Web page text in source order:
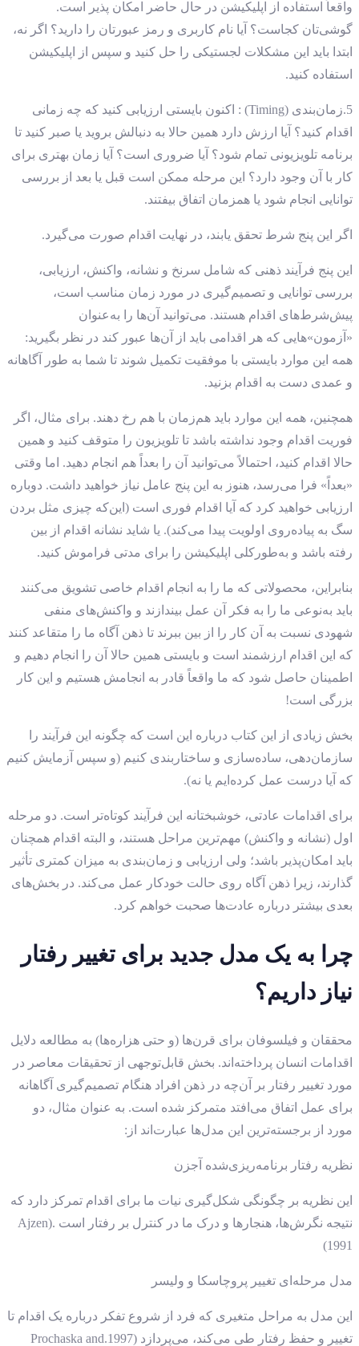
واقعاً استفاده از اپلیکیشن در حال حاضر امکان ‌پذیر است.
گوشی‌تان کجاست؟ آیا نام کاربری و رمز عبورتان را دارید؟ اگر نه،
ابتدا باید این مشکلات لجستیکی را حل کنید و سپس از اپلیکیشن
استفاده کنید.
5.زمان‌بندی (Timing) : اکنون بایستی ارزیابی کنید که چه زمانی
اقدام کنید؟ آیا ارزش دارد همین حالا به دنبالش بروید یا صبر کنید تا
برنامه تلویزیونی تمام شود؟ آیا ضروری است؟ آیا زمان بهتری برای
کار با آن وجود دارد؟ این مرحله ممکن است قبل یا بعد از بررسی
توانایی انجام شود یا همزمان اتفاق بیفتند.
اگر این پنج شرط تحقق یابند، در نهایت اقدام صورت می‌گیرد.
این پنج فرآیند ذهنی که شامل سرنخ و نشانه، واکنش، ارزیابی،
بررسی توانایی و تصمیم‌گیری در مورد زمان مناسب است،
پیش‌شرط‌های اقدام هستند. می‌توانید آن‌ها را به‌عنوان
«آزمون»هایی که هر اقدامی باید از آن‌ها عبور کند در نظر بگیرید:
همه این موارد بایستی با موفقیت تکمیل شوند تا شما به طور آگاهانه
و عمدی دست به اقدام بزنید.
همچنین، همه این موارد باید هم‌زمان با هم رخ دهند. برای مثال، اگر
فوریت اقدام وجود نداشته باشد تا تلویزیون را متوقف کنید و همین
حالا اقدام کنید، احتمالاً می‌توانید آن را بعداً هم انجام دهید. اما وقتی
«بعداً» فرا می‌رسد، هنوز به این پنج عامل نیاز خواهید داشت. دوباره
ارزیابی خواهید کرد که آیا اقدام فوری است (این‌که چیزی مثل بردن
سگ به پیاده‌روی اولویت پیدا می‌کند). یا شاید نشانه اقدام از بین
رفته باشد و به‌طورکلی اپلیکیشن را برای مدتی فراموش کنید.
بنابراین، محصولاتی که ما را به انجام اقدام خاصی تشویق می‌کنند
باید به‌نوعی ما را به فکر آن عمل بیندازند و واکنش‌های منفی
شهودی نسبت به آن کار را از بین ببرند تا ذهن آگاه ما را متقاعد کنند
که این اقدام ارزشمند است و بایستی همین حالا آن را انجام دهیم و
اطمینان حاصل شود که ما واقعاً قادر به انجامش هستیم و این کار
بزرگی است!
بخش زیادی از این کتاب درباره این است که چگونه این فرآیند را
سازمان‌دهی، ساده‌سازی و ساختاربندی کنیم (و سپس آزمایش کنیم
که آیا درست عمل کرده‌ایم یا نه).
برای اقدامات عادتی، خوشبختانه این فرآیند کوتاه‌تر است. دو مرحله
اول (نشانه و واکنش) مهم‌ترین مراحل هستند، و البته اقدام همچنان
باید امکان‌پذیر باشد؛ ولی ارزیابی و زمان‌بندی به میزان کمتری تأثیر
گذارند، زیرا ذهن آگاه روی حالت خودکار عمل می‌کند. در بخش‌های
بعدی بیشتر درباره عادت‌ها صحبت خواهم کرد.
چرا به یک مدل جدید برای تغییر رفتار
نیاز داریم؟
محققان و فیلسوفان برای قرن‌ها (و حتی هزاره‌ها) به مطالعه دلایل
اقدامات انسان پرداخته‌اند. بخش قابل‌توجهی از تحقیقات معاصر در
مورد تغییر رفتار بر آن‌چه در ذهن افراد هنگام تصمیم‌گیری آگاهانه
برای عمل اتفاق می‌افتد متمرکز شده است. به ‌عنوان‌ مثال، دو
مورد از برجسته‌ترین این مدل‌ها عبارت‌اند از:
نظریه رفتار برنامه‌ریزی‌شده آجزن
این نظریه بر چگونگی شکل‌گیری نیات ما برای اقدام تمرکز دارد که
نتیجه نگرش‌ها، هنجارها و درک ما در کنترل بر رفتار است .Ajzen)
1991)
مدل مرحله‌ای تغییر پروچاسکا و ولیسر
این مدل به مراحل متغیری که فرد از شروع تفکر درباره یک اقدام تا
تغییر و حفظ رفتار طی می‌کند، می‌پردازد (1997.Prochaska and